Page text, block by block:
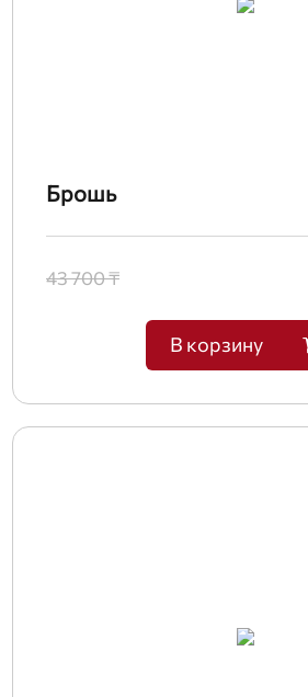
Брошь
43 700 ₸
В корзину